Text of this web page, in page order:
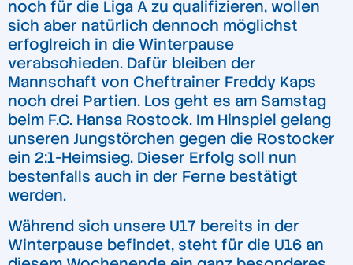
noch für die Liga A zu qualifizieren, wollen
sich aber natürlich dennoch möglichst
erfoglreich in die Winterpause
verabschieden. Dafür bleiben der
Mannschaft von Cheftrainer Freddy Kaps
noch drei Partien. Los geht es am Samstag
beim F.C. Hansa Rostock. Im Hinspiel gelang
unseren Jungstörchen gegen die Rostocker
ein 2:1-Heimsieg. Dieser Erfolg soll nun
bestenfalls auch in der Ferne bestätigt
werden.
Während sich unsere U17 bereits in der
Winterpause befindet, steht für die U16 an